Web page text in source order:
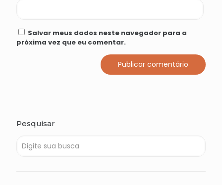
Salvar meus dados neste navegador para a
próxima vez que eu comentar.
Pesquisar